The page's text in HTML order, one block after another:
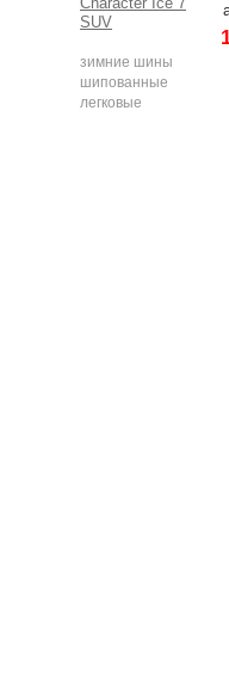
зимние шины
шипованные
легковые